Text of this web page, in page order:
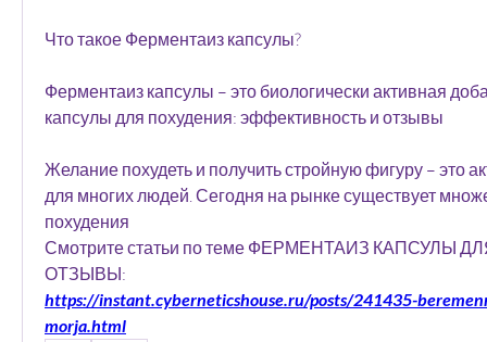
Что такое Ферментаиз капсулы?
Ферментаиз капсулы – это биологически активная
капсулы для похудения: эффективность и отзывы
Желание похудеть и получить стройную фигуру – это
для многих людей. Сегодня на рынке существует
похудения
Смотрите статьи по теме ФЕРМЕНТАИЗ КАПСУЛЫ
ОТЗЫВЫ:
https://instant.cyberneticshouse.ru/posts/241435-
morja.html